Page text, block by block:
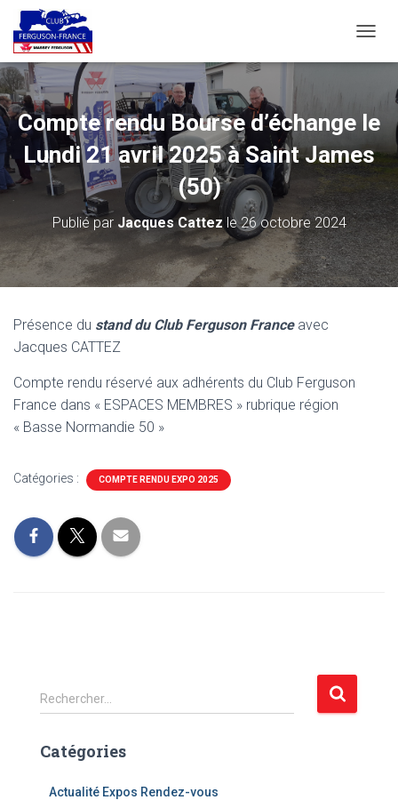
É
I
E
L
A
A
I
G
A
Compte rendu Bourse d’échange le
Lundi 21 avril 2025 à Saint James
(50)
Publié par Jacques Cattezle26 octobre 2024
Présence du stand du Club Ferguson Franceavec
Jacques CATTEZ
Compte rendu réservé aux adhérents du Club Ferguson
France dans « ESPACES MEMBRES » rubrique région
« Basse Normandie 50 »
Catégories : COMPTE RENDU EXPO 2025
R
e
h
Rechercher…
Catégories
Actualité Expos Rendez-vous